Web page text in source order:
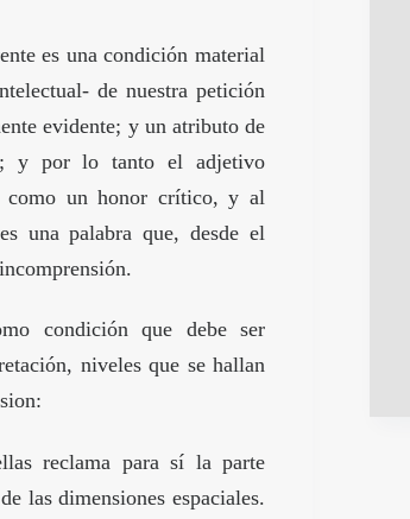
es una condición material
de nuestra petición
evidente; y un atributo de
y por lo tanto el adjetivo
como un honor crítico, y al
una palabra que, desde el
condición que debe ser
niveles que se hallan
reclama para sí la parte
las dimensiones espaciales.